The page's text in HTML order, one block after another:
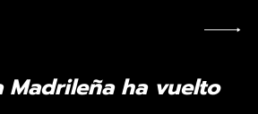
Madrileña ha vuelto